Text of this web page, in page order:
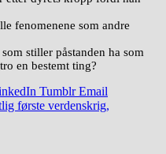
fenomenene som andre
stiller påstanden ha som
en bestemt ting?
Tumblr Email
første verdenskrig,